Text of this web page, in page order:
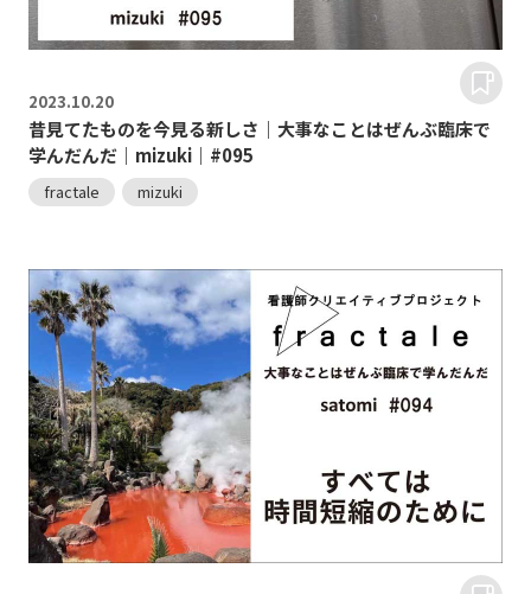
2023.10.20
昔見てたものを今見る新しさ｜大事なことはぜんぶ臨床で
学んだんだ｜mizuki｜#095
fractale mizuki